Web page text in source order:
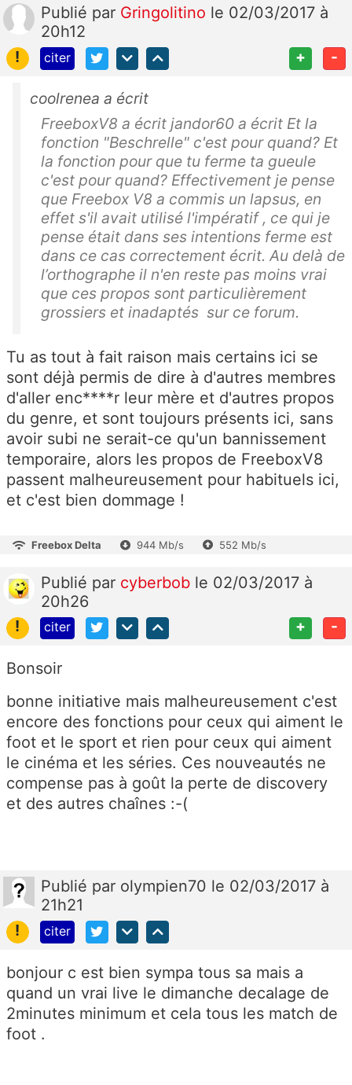
Publié par Gringolitino le 02/03/2017 à
20h12
!
citer + -
coolrenea a écrit
FreeboxV8 a écrit jandor60 a écrit Et la
fonction "Beschrelle" c'est pour quand? Et
la fonction pour que tu ferme ta gueule
c'est pour quand? Effectivement je pense
que Freebox V8 a commis un lapsus, en
effet s'il avait utilisé l'impératif , ce qui je
pense était dans ses intentions ferme est
dans ce cas correctement écrit. Au delà de
l’orthographe il n'en reste pas moins vrai
que ces propos sont particulièrement
grossiers et inadaptés sur ce forum.
Tu as tout à fait raison mais certains ici se
sont déjà permis de dire à d'autres membres
d'aller enc****r leur mère et d'autres propos
du genre, et sont toujours présents ici, sans
avoir subi ne serait-ce qu'un bannissement
temporaire, alors les propos de FreeboxV8
passent malheureusement pour habituels ici,
et c'est bien dommage !
Freebox Delta 944 Mb/s 552 Mb/s
Publié par cyberbob le 02/03/2017 à
20h26
!
citer + -
Bonsoir
bonne initiative mais malheureusement c'est
encore des fonctions pour ceux qui aiment le
foot et le sport et rien pour ceux qui aiment
le cinéma et les séries. Ces nouveautés ne
compense pas à goût la perte de discovery
et des autres chaînes :-(
Publié par olympien70 le 02/03/2017 à
21h21
!
citer
bonjour c est bien sympa tous sa mais a
quand un vrai live le dimanche decalage de
2minutes minimum et cela tous les match de
foot .